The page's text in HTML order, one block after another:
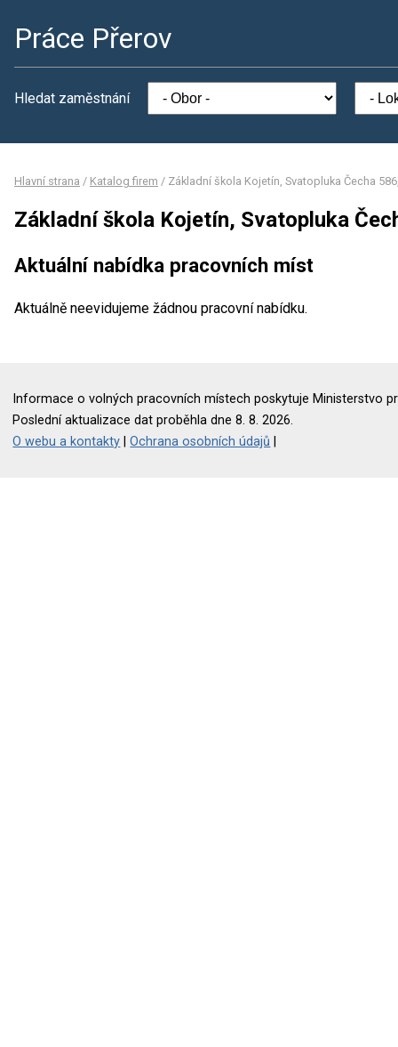
Práce Přerov
Hledat zaměstnání
Hlavní strana / Katalog firem / Základní škola Kojetín, Svatopluka Čecha
Základní škola Kojetín, Svatopluka
Aktuální nabídka pracovních míst
Aktuálně neevidujeme žádnou pracovní nabídku.
Informace o volných pracovních místech poskytuje Ministerstvo
Poslední aktualizace dat proběhla dne 8. 8. 2026.
O webu a kontakty |Ochrana osobních údajů